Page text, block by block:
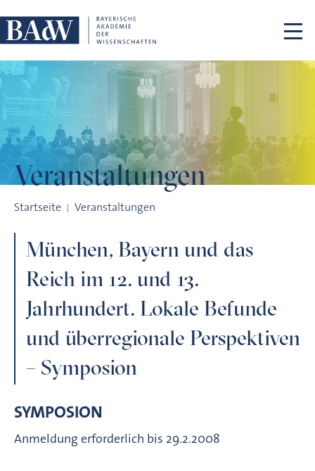
Veranstaltungen
Startseite Veranstaltungen
München, Bayern und das
Reich im 12. und 13.
Jahrhundert. Lokale Befunde
und überregionale Perspektiven
– Symposion
SYMPOSION
Anmeldung erforderlich bis 29.2.2008